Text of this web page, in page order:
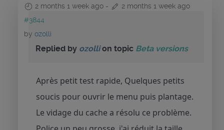
2 months 1 week ago -
2 months 1 week ago
#3844
by ozolli
Replied by ozollion topic Beta versions
Après petit test rapide, Quelques petits
soucis pour ouvrir le menu puis plantage.
Le vidage du cache a résolu ce problème.